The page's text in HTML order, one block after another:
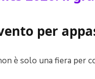
per
è solo una fiera per